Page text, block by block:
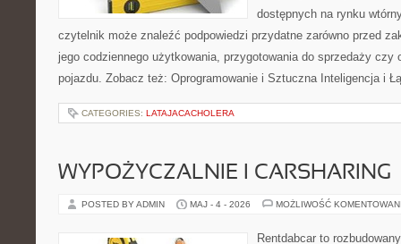
dostępnych na rynku
czytelnik może znaleźć podpowiedzi przydatne zarówno przed
jego codziennego użytkowania, przygotowania do sprzedaży czy
pojazdu. Zobacz też: Oprogramowanie i Sztuczna Inteligencja i
CATEGORIES: LATAJACACHOLERA
WYPOŻYCZALNIE I CARSHARING
POSTED BY ADMIN MAJ - 4 - 2026 MOŻLIWOŚĆ
Rentdabcar to